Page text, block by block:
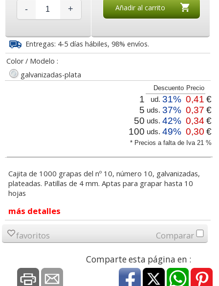
- + Añadir al carrito
Entregas: 4-5 días hábiles, 98% envíos.
Color / Modelo :
galvanizadas-plata
* Precios a falta de Iva 21 %
Descuento Precio
1 ud. 31% 0,41 €
5 uds. 37% 0,37 €
50 uds. 42% 0,34 €
100 uds. 49% 0,30 €
Cajita de 1000 grapas del nº 10, número 10, galvanizadas,
plateadas. Patillas de 4 mm. Aptas para grapar hasta 10
hojas
más detalles
favoritos Comparar
Comparte esta página en :